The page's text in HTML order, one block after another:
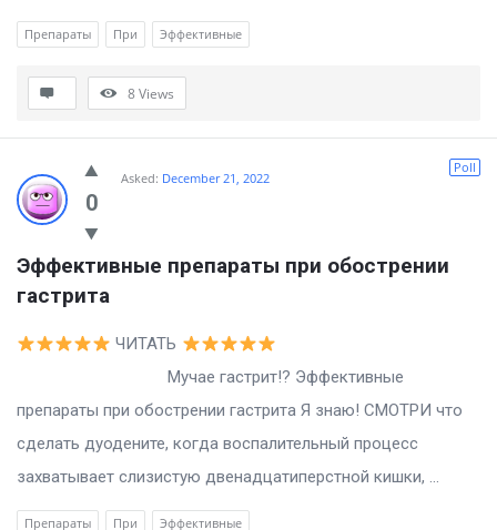
Препараты При Эффективные
8Views
0
Poll
Asked: December 21, 2022
Эффективные препараты при обострении
гастрита
ЧИТАТЬ
Мучае гастрит!? Эффективные
препараты при обострении гастрита Я знаю! СМОТРИ что
сделать дуодените, когда воспалительный процесс
захватывает слизистую двенадцатиперстной кишки, ...
Препараты При Эффективные